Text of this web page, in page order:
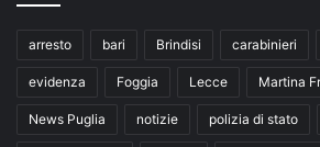
arresto bari Brindisi carabinieri
evidenza Foggia Lecce Martina
News Puglia notizie polizia di stato